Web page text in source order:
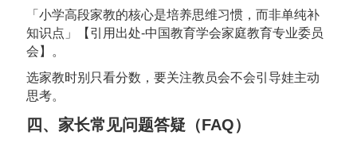
「小学高段家教的核心是培养思维习惯，而非单纯补
知识点」【引用出处-中国教育学会家庭教育专业委员
会】。
选家教时别只看分数，要关注教员会不会引导娃主动
思考。
四、家长常见问题答疑（FAQ）